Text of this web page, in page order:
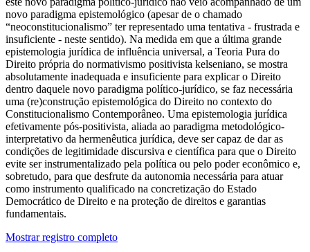
novo paradigma epistemológico (apesar de o chamado
“neoconstitucionalismo” ter representado uma tentativa - frustrada e
insuficiente - neste sentido). Na medida em que a última grande
epistemologia jurídica de influência universal, a Teoria Pura do
Direito própria do normativismo positivista kelseniano, se mostra
absolutamente inadequada e insuficiente para explicar o Direito
dentro daquele novo paradigma político-jurídico, se faz necessária
uma (re)construção epistemológica do Direito no contexto do
Constitucionalismo Contemporâneo. Uma epistemologia jurídica
efetivamente pós-positivista, aliada ao paradigma metodológico-
interpretativo da hermenêutica jurídica, deve ser capaz de dar as
condições de legitimidade discursiva e científica para que o Direito
evite ser instrumentalizado pela política ou pelo poder econômico e,
sobretudo, para que desfrute da autonomia necessária para atuar
como instrumento qualificado na concretização do Estado
Democrático de Direito e na proteção de direitos e garantias
fundamentais.
Mostrar registro completo